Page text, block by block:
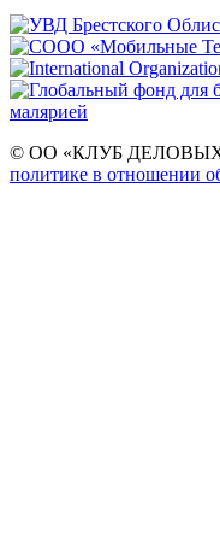
© ОО «КЛУБ
политике в отношении